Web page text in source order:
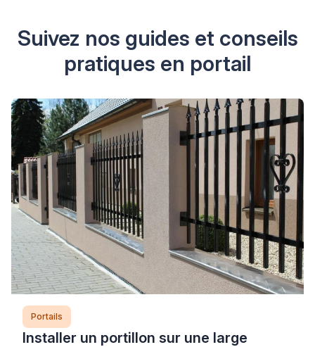
Suivez nos guides et conseils
pratiques en portail
Portails
Installer un portillon sur une large